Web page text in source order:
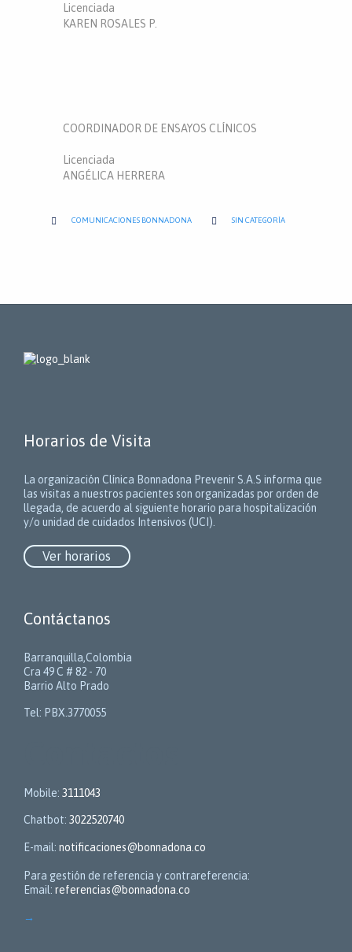
Licenciada
KAREN ROSALES P.
COORDINADOR DE ENSAYOS CLÍNICOS
Licenciada
ANGÉLICA HERRERA
 COMUNICACIONES BONNADONA  CATEGORY
SIN CATEGORÍA
Horarios de Visita
La organización Clínica Bonnadona Prevenir S.A.S informa que
las visitas a nuestros pacientes son organizadas por orden de
llegada, de acuerdo al siguiente horario para hospitalización
y/o unidad de cuidados Intensivos (UCI).
Ver horarios
Contáctanos
Barranquilla,Colombia
Cra 49 C # 82 - 70
Barrio Alto Prado
Tel: PBX.3770055
Mobile: 3111043
Chatbot: 3022520740
E-mail: notificaciones@bonnadona.co
Para gestión de referencia y contrareferencia:
Email: referencias@bonnadona.co
→